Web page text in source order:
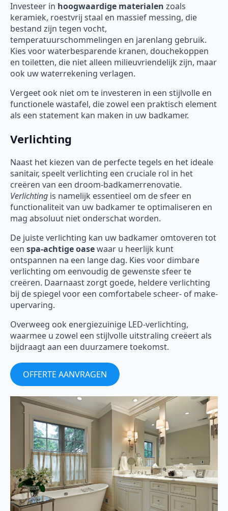
Investeer in hoogwaardige materialen zoals
keramiek, roestvrij staal en massief messing, die
bestand zijn tegen vocht,
temperatuurschommelingen en jarenlang gebruik.
Kies voor waterbesparende kranen, douchekoppen
en toiletten, die niet alleen milieuvriendelijk zijn, maar
ook uw waterrekening verlagen.
Vergeet ook niet om te investeren in een stijlvolle en
functionele wastafel, die zowel een praktisch element
als een statement kan maken in uw badkamer.
Verlichting
Naast het kiezen van de perfecte tegels en het ideale
sanitair, speelt verlichting een cruciale rol in het
creëren van een droom-badkamerrenovatie.
Verlichting is namelijk essentieel om de sfeer en
functionaliteit van uw badkamer te optimaliseren en
mag absoluut niet onderschat worden.
De juiste verlichting kan uw badkamer omtoveren tot
een spa-achtige oasewaar u heerlijk kunt
ontspannen na een lange dag. Kies voor dimbare
verlichting om eenvoudig de gewenste sfeer te
creëren. Daarnaast zorgt goede, heldere verlichting
bij de spiegel voor een comfortabele scheer- of make-
upervaring.
Overweeg ook energiezuinige LED-verlichting,
waarmee u zowel een stijlvolle uitstraling creëert als
bijdraagt aan een duurzamere toekomst.
OFFERTE AANVRAGEN